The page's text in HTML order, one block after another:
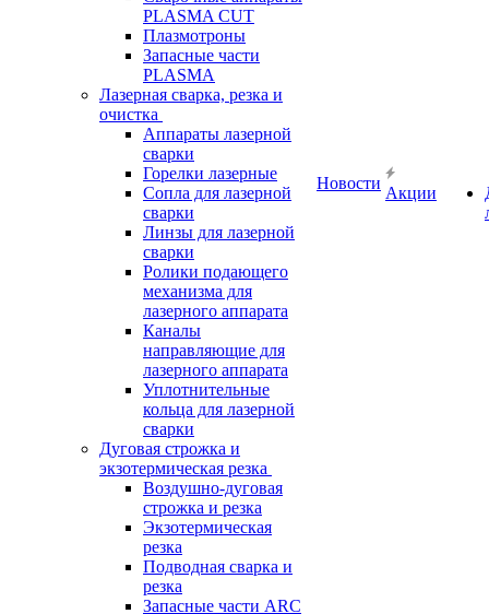
PLASMA CUT
Плазмотроны
Запасные части
PLASMA
Лазерная сварка, резка и
очистка
Аппараты лазерной
сварки
Горелки лазерные
Сопла для лазерной
сварки
Линзы для лазерной
сварки
Ролики подающего
механизма для
лазерного аппарата
Каналы
направляющие для
лазерного аппарата
Уплотнительные
кольца для лазерной
сварки
Дуговая строжка и
экзотермическая резка
Воздушно-дуговая
строжка и резка
Экзотермическая
резка
Подводная сварка и
резка
Запасные части ARC
Новости
Акции